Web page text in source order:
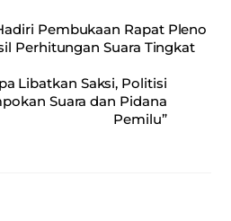
ar
e
Pembukaan Rapat Pleno
Perhitungan Suara Tingkat
Libatkan Saksi, Politisi
Suara dan Pidana
Pemilu”